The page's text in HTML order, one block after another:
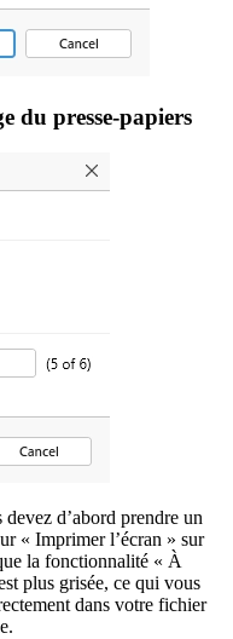
du presse-papiers
d’abord prendre un
« Imprimer l’écran » sur
la fonctionnalité « À
plus grisée, ce qui vous
dans votre fichier